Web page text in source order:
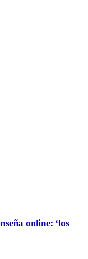
online: ‘los